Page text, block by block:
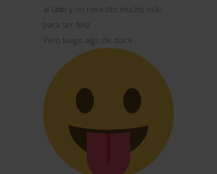
al lado y no necesito mucho más
para ser feliz.
Pero luego algo de dulce